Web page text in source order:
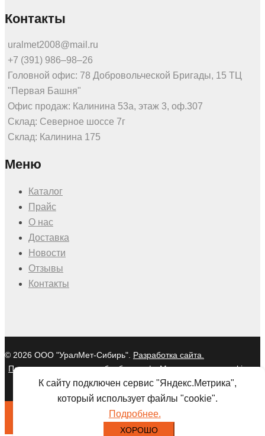
Контакты
uralmet2008@mail.ru
+7 (391) 986‒98‒26
Головной офис: 78 Добровольческой Бригады, 15 ТЦ
"Первая Башня"
Офис продаж: Калинина 53а, этаж 3, оф.307
Склад: Северное шоссе 7г
Склад: Калинина 175
Меню
Каталог
Прайс
О нас
Доставка
Новости
Отзывы
Контакты
© 2026 ООО "УралМет-Сибирь". Разработка сайта.
Политика в отношении обработки
персональных данных
|
Мы используем cookies и
Яндекс Метрику
К сайту подключен сервис "Яндекс.Метрика",
который использует файлы "cookie".
Подробнее.
ХОРОШО